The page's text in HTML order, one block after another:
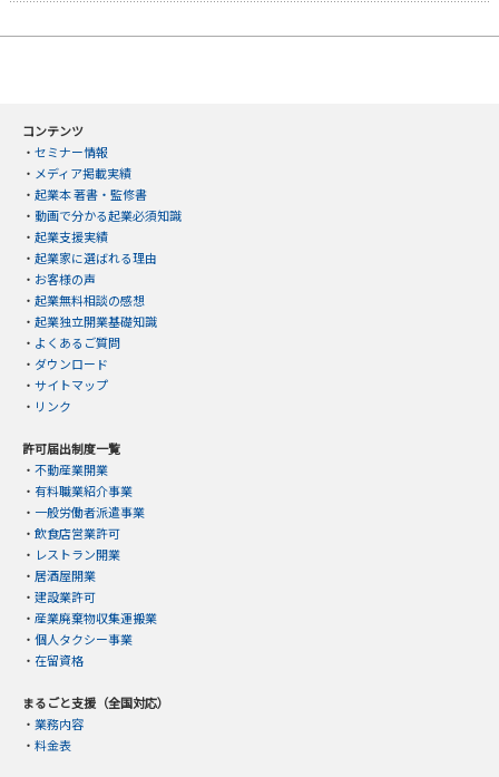
コンテンツ
・ セミナー情報
・ メディア掲載実績
・ 起業本 著書・監修書
・ 動画で分かる起業必須知識
・ 起業支援実績
・ 起業家に選ばれる理由
・ お客様の声
・ 起業無料相談の感想
・ 起業独立開業基礎知識
・ よくあるご質問
・ ダウンロード
・ サイトマップ
・ リンク
許可届出制度一覧
・ 不動産業開業
・ 有料職業紹介事業
・ 一般労働者派遣事業
・ 飲食店営業許可
・ レストラン開業
・ 居酒屋開業
・ 建設業許可
・ 産業廃棄物収集運搬業
・ 個人タクシー事業
・ 在留資格
まるごと支援（全国対応）
・ 業務内容
・ 料金表